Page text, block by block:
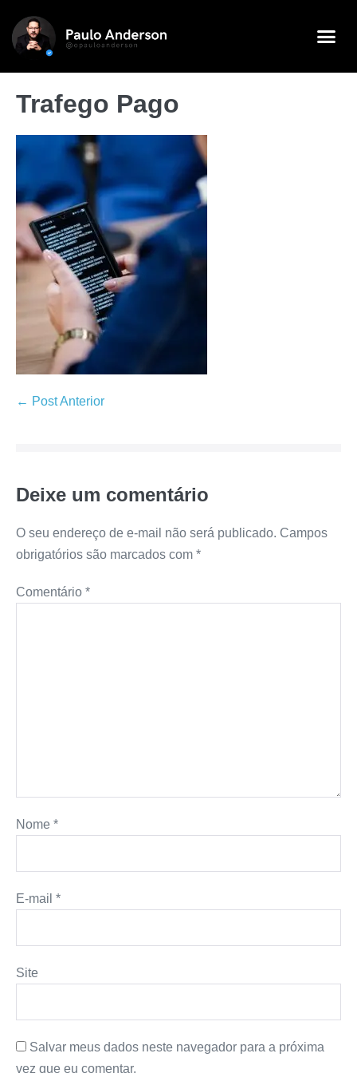
Trafego Pago
← Post Anterior
Deixe um comentário
O seu endereço de e-mail não será publicado. Campos
obrigatórios são marcados com *
Comentário *
Nome *
E-mail *
Site
Salvar meus dados neste navegador para a próxima
vez que eu comentar.